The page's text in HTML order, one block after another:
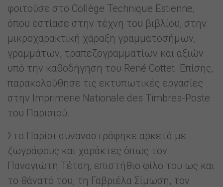
φοιτούσε στο Collège Technique Estienne,
όπου εστίασε στην τέχνη του βιβλίου, στην
μικροχαρακτική χάραξη γραμματοσήμων,
γραμμάτων, τραπεζογραμματίων και αξιών
υπό την καθοδήγηση του René Cottet. Επίσης,
παρακολούθησε τις εκτυπωτικές εργασίες
στην Imprimerie Nationale des Timbres-Poste
του Παρισιού.
Στο Παρίσι συναναστράφηκε αρκετά με
ζωγράφους και χαράκτες όπως τον
Παναγιώτη Τέτση, επιστήθιο φίλο του ως και
το θάνατό του, τη Γαβριέλα Σίμωση, τον